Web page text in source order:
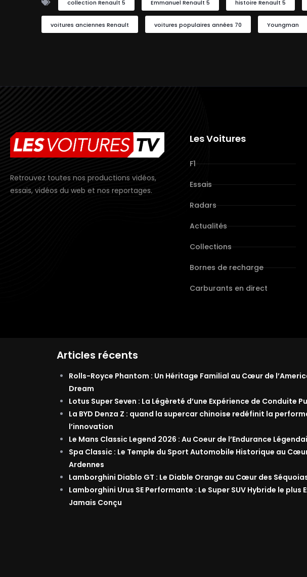
collection Renault 5 Emmanuel Renault 5 histoire Renault 5
voitures anciennes Renault voitures populaires années 70 Youngman
Retrouvez toutes nos productions vidéos,
essais, vidéos du web et nos reportages.
Les Voitures
F1
Essais
Radars
Actualités
Collections
Bornes de recharge
Carburants en direct
Articles récents
Rolls-Royce Phantom : Un Héritage Familial au Cœur de
Dream
Lotus Super Seven : La Légèreté d’une Expérience de Conduite
La BYD Denza Z : quand la supercar chinoise redéfinit la
l’innovation
Le Mans Classic Legend 2026 : Au Coeur de l’Endurance
Spa Classic : Le Temple du Sport Automobile Historique au
Ardennes
Lamborghini Diablo GT : Le Diable Orange au Cœur des
Lamborghini Urus SE Performante : Le Super SUV Hybride le plus
Jamais Conçu